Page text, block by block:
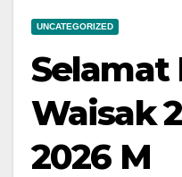
UNCATEGORIZED
Selamat
Waisak
2026 M